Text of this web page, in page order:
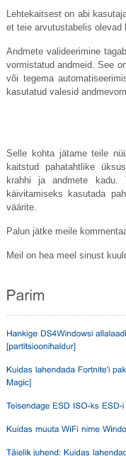
Lehtekaitsest on abi
et teie arvutustabelis olevad
Andmete valideerimine
vormistatud andmeid. See
või tegema
kasutatud valesid
Selle kohta jätame teile
kaitstud pahatahtlike
krahhi ja andmete kadu.
käivitamiseks kasutada
väärite.
Palun jätke meile
Meil on hea meel sinust